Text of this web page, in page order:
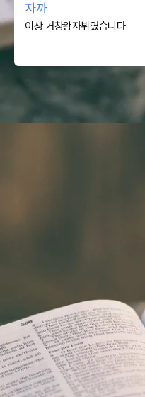
자까
이상 거창왕자뷔였습니다